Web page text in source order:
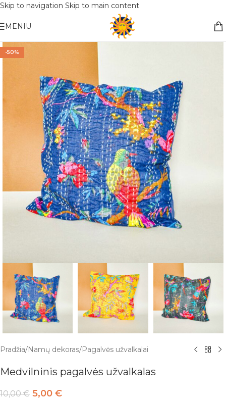
Skip to navigation Skip to main content
Nemokamas pristatymas į paštomatą apsiperkant už 30€!!
MENIU
-50%
Pradžia/Namų dekoras/Pagalvės užvalkalai
Medvilninis pagalvės užvalkalas
10,00€ 5,00 €